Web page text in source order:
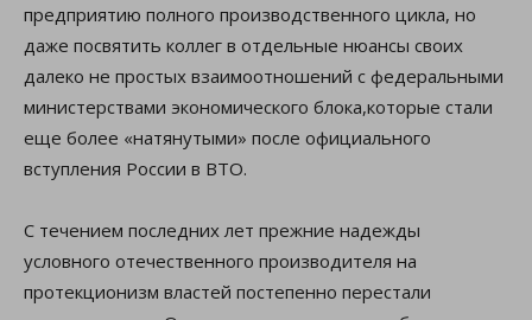
предприятию полного производственного цикла, но
даже посвятить коллег в отдельные нюансы своих
далеко не простых взаимоотношений с федеральными
министерствами экономического блока,которые стали
еще более «натянутыми» после официального
вступления России в ВТО.
С течением последних лет прежние надежды
условного отечественного производителя на
протекционизм властей постепенно перестали